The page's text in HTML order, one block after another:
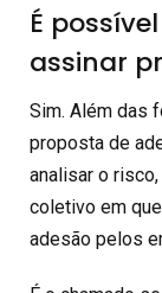
É
assinar
Sim. Além das
proposta de
analisar o
coletivo em
adesão pelos